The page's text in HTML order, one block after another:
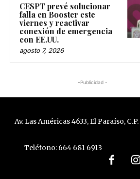
CESPT prevé solucionar
falla en Booster este
viernes y reactivar
conexión de emergencia
con EE.UU.
agosto 7, 2026
-Publicidad -
Av. Las Américas 4633, El Paraíso,
Teléfono: 664 681 6913